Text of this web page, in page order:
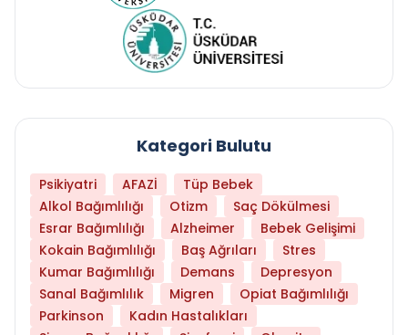
Kategori Bulutu
Psikiyatri AFAZİ
Tüp Bebek
Alkol Bağımlılığı
Otizm
Saç Dökülmesi
Esrar Bağımlılığı
Alzheimer
Bebek Gelişimi
Kokain Bağımlılığı
Baş Ağrıları
Stres
Kumar Bağımlılığı
Demans
Depresyon
Sanal Bağımlılık
Migren
Opiat Bağımlılığı
Parkinson
Kadın Hastalıkları